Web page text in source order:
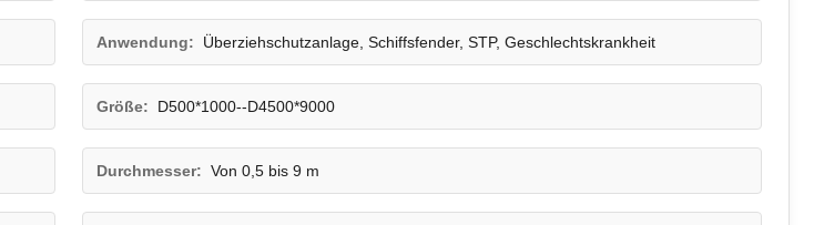
Anwendung: Überziehschutzanlage, Schiffsfender, STP, Geschlechtskrankheit
Größe: D500*1000--D4500*9000
Durchmesser: Von 0,5 bis 9 m